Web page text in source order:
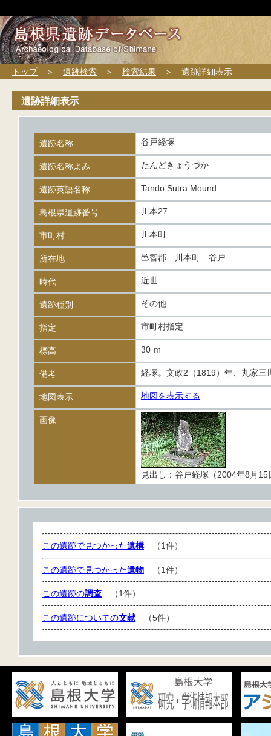
トップ＞ 遺跡検索 ＞ 検索結果 ＞ 遺跡詳細表示
遺跡詳細表示
遺跡名称 谷戸経塚
遺跡名称よみ たんどきょうづか
遺跡英語名称 Tando Sutra Mound
島根県遺跡番号 川本27
市町村 川本町
所在地 邑智郡 川本町 谷戸
時代 近世
遺跡種別 その他
指定 市町村指定
標高 30 ｍ
備考 経塚。文政2（1819）年、丸家
地図表示 地図を表示する
画像
見出し：谷戸経塚（2004年8月15
この遺跡で見つかった遺構（1件）
この遺跡で見つかった遺物 （1件）
この遺跡の調査 （1件）
この遺跡についての文献 （5件）